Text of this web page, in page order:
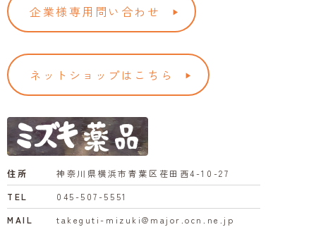
企業様専用問い合わせ ▶︎
ネットショップはこちら ▶︎
住所
神奈川県横浜市青葉区荏田西4-10-27
TEL
045-507-5551
MAIL
takeguti-mizuki@major.ocn.ne.jp